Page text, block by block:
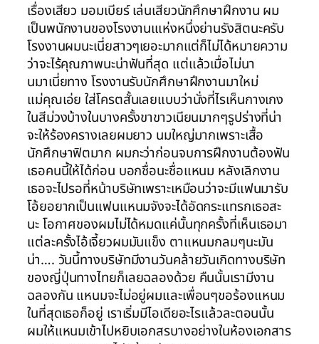
เรื่องเสียว มอมเบียร์ เล่นเสียวนักศึกษาฝึกงาน ผม
เป็นพนักงานของโรงงานเแห่งหนึ่งย่านรังสิตนะครับ
โรงงานผมนะเนี่ยสาวๆเยอะมากแต่ก็ไม่ได้หมายความ
ว่าจะไร้คุณภาพนะน่าฟันที่สุด แต่แล้วเมื่อไม่นา
นมาเนี่ยทาง โรงงานรับนักศึกษาฝึกงานมาใหม่
แม่คุณเอ่ย ใส่โครตสั้นเลยแบบว่านั่งที่ไรเห็นกางเกง
ในสีม่วงบ้างในบางครั้งขาขาวเนียนมากๆรูปร่างที่น่า
จะให้ร้องครางเลยผมยาว นมใหญ่มากเพราะเสื้อ
นักศึกษาฟิตมาก ผมกะว่าก่อนจบการฝึกงานต้องฟัน
เธอคนนี้ให้ได้ก่อน บอกชื่อนะชื่อแหนม หลังเลิกงาน
เธอจะไปรอที่หน้าบริษัทเพราะเหมือนว่าจะมีแฟนมารับ
โอ้ยอยากเป็นแฟนแหนมจังจะได้อัดกระแทรกเธอสะ
นะ โอกาศของผมไม่ได้หมดแค่นั้นทุกครั้งที่เห็นเธอมา
แต่ละครั้งไอ้เจี้ยวผมมันแข็ง ตาแหนมกลมๆนะมัน
น่า…. วันนี้ทางบริษัทมีงานวันคล้ายวันเกิดทางบริษัท
ของญี่ปุ่นทางไทยก็เลยฉลองด้วย คืนนั้นเรามีงาน
ฉลองกัน แหนมจะไม่อยู่ผมและเพื่อนๆขอร้องแหนม
ในที่สุดเธอก็อยู่ เราเริ่มมีไอเดียอะไรแล้วละตอนนั้น
ผมให้แหนมเข้าไปหยิบเอกสรบางอย่างในห้องเอกสาร